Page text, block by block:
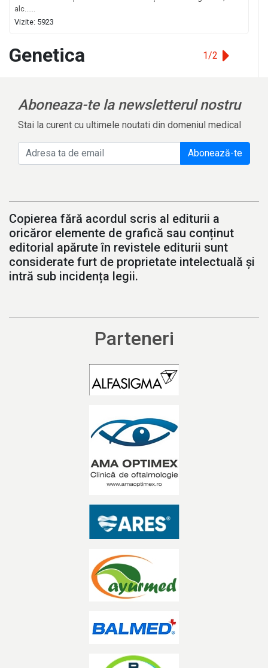
alc......
Vizite: 5923
Genetica 1/2
Aboneaza-te la newsletterul nostru
Stai la curent cu ultimele noutati din domeniul medical
Abonează-te
Copierea fără acordul scris al editurii a
oricăror elemente de grafică sau conținut
editorial apărute în revistele editurii sunt
considerate furt de proprietate intelectuală și
intră sub incidența legii.
Parteneri